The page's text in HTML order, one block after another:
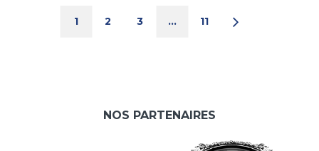
1 2 3 … 11
NOS PARTENAIRES